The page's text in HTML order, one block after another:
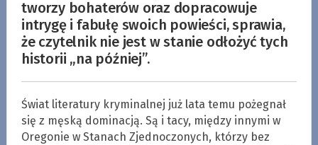
tworzy bohaterów oraz dopracowuje
intrygę i fabułę swoich powieści, sprawia,
że czytelnik nie jest w stanie odłożyć tych
historii „na później”.
Świat literatury kryminalnej już lata temu pożegnał
się z męską dominacją. Są i tacy, między innymi w
Oregonie w Stanach Zjednoczonych, którzy bez